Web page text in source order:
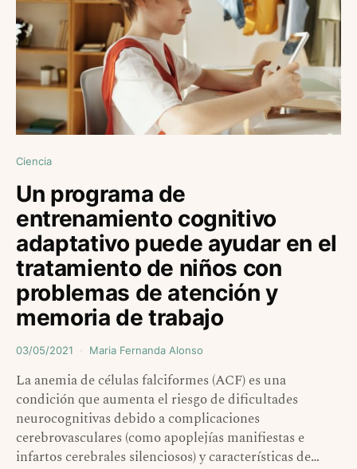
Ciencia
Un programa de
entrenamiento cognitivo
adaptativo puede ayudar en el
tratamiento de niños con
problemas de atención y
memoria de trabajo
03/05/2021 Maria Fernanda Alonso
La anemia de células falciformes (ACF) es una
condición que aumenta el riesgo de dificultades
neurocognitivas debido a complicaciones
cerebrovasculares (como apoplejías manifiestas e
infartos cerebrales silenciosos) y características de…